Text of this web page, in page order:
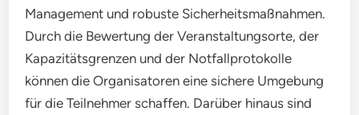
Management und robuste Sicherheitsmaßnahmen.
Durch die Bewertung der Veranstaltungsorte, der
Kapazitätsgrenzen und der Notfallprotokolle
können die Organisatoren eine sichere Umgebung
für die Teilnehmer schaffen. Darüber hinaus sind